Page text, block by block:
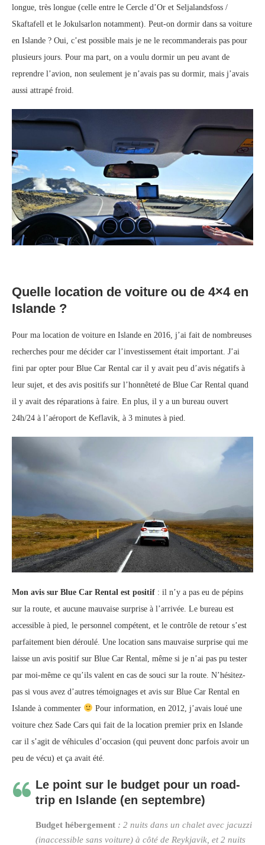
longue, très longue (celle entre le Cercle d’Or et Seljalandsfoss /
Skaftafell et le Jokulsarlon notamment). Peut-on dormir dans sa voiture
en Islande ? Oui, c’est possible mais je ne le recommanderais pas pour
plusieurs jours. Pour ma part, on a voulu dormir un peu avant de
reprendre l’avion, non seulement je n’avais pas su dormir, mais j’avais
aussi attrapé froid.
Quelle location de voiture ou de 4×4 en
Islande ?
Pour ma location de voiture en Islande en 2016, j’ai fait de nombreuses
recherches pour me décider car l’investissement était important. J’ai
fini par opter pour Blue Car Rental car il y avait peu d’avis négatifs à
leur sujet, et des avis positifs sur l’honnêteté de Blue Car Rental quand
il y avait des réparations à faire. En plus, il y a un bureau ouvert
24h/24 à l’aéroport de Keflavik, à 3 minutes à pied.
Mon avis sur Blue Car Rental est positif : il n’y a pas eu de pépins
sur la route, et aucune mauvaise surprise à l’arrivée. Le bureau est
accessible à pied, le personnel compétent, et le contrôle de retour s’est
parfaitement bien déroulé. Une location sans mauvaise surprise qui me
laisse un avis positif sur Blue Car Rental, même si je n’ai pas pu tester
par moi-même ce qu’ils valent en cas de souci sur la route. N’hésitez-
pas si vous avez d’autres témoignages et avis sur Blue Car Rental en
Islande à commenter
Pour information, en 2012, j’avais loué une
voiture chez Sade Cars qui fait de la location premier prix en Islande
car il s’agit de véhicules d’occasion (qui peuvent donc parfois avoir un
peu de vécu) et ça avait été.
Le point sur le budget pour un road-
trip en Islande (en septembre)
Budget hébergement : 2 nuits dans un chalet avec jacuzzi
(inaccessible sans voiture) à côté de Reykjavik, et 2 nuits